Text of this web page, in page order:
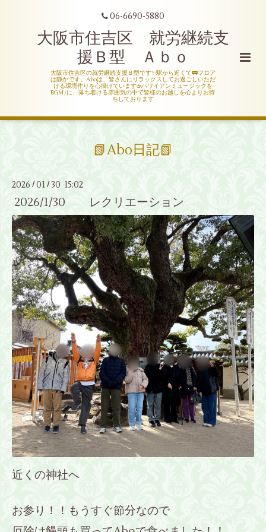
06-6690-5880
大阪市住吉区 就労継続支
援Ｂ型 Ａｂｏ
大阪市住吉区の就労継続支援Ｂ型です✨駅から近くて🚃フロア
は静かです。Aboは、皆さんにリラックスしてお過ごしいただ
ける環境作りを心掛けています☕ハワイアンミュージックを
BGM♪に、落ち着ける雰囲気の中で皆様のお越しを心よりお待
ちしております
📗Abo日記📗
2026 / 01 /30 15:02
2026/1/30 レクリエーション
近くの神社へ
お参り！！もうすぐ節分なので